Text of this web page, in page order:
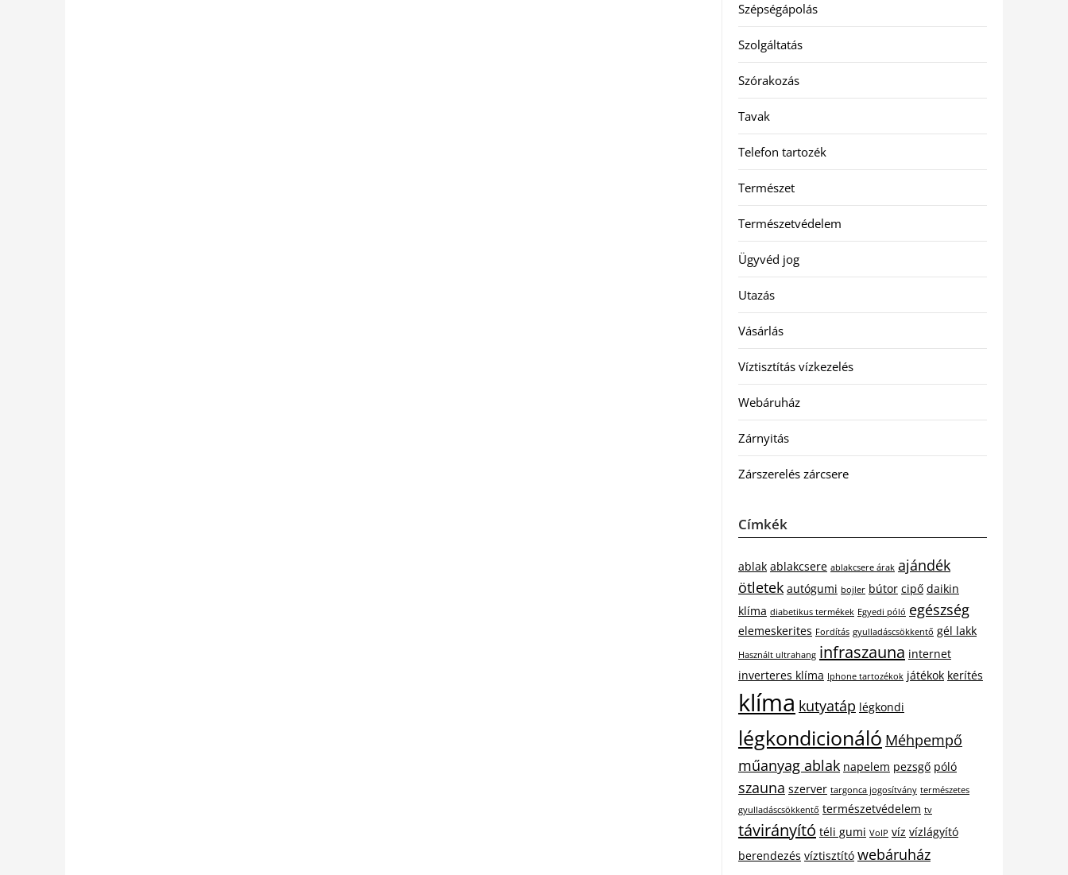
Szépségápolás
Szolgáltatás
Szórakozás
Tavak
Telefon tartozék
Természet
Természetvédelem
Ügyvéd jog
Utazás
Vásárlás
Víztisztítás vízkezelés
Webáruház
Zárnyitás
Zárszerelés zárcsere
Címkék
ablak ablakcsere ablakcsere árak ajándék
ötletek autógumi bojler bútor cipő daikin
klíma diabetikus termékek Egyedi póló egészség
elemeskerites Fordítás gyulladáscsökkentő gél lakk
Használt ultrahang infraszauna internet
inverteres klíma Iphone tartozékok játékok kerítés
klíma kutyatáp légkondi
légkondicionáló Méhpempő
műanyag ablak napelem pezsgő póló
szauna szerver targonca jogosítvány természetes
gyulladáscsökkentő természetvédelem tv
távirányító téli gumi VoIP víz vízlágyító
berendezés víztisztító webáruház